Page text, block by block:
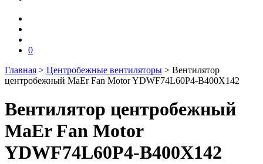
0
Главная > Центробежные вентиляторы > Вентилятор
центробежный MaEr Fan Motor YDWF74L60P4-B400X142
Вентилятор центробежный
MaEr Fan Motor
YDWF74L60P4-B400X142